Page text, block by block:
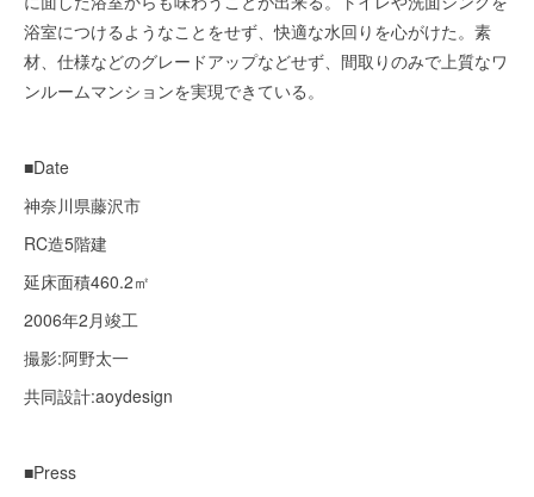
浴室につけるようなことをせず、快適な水回りを心がけた。素
材、仕様などのグレードアップなどせず、間取りのみで上質なワ
ンルームマンションを実現できている。
■Date
神奈川県藤沢市
RC造5階建
延床面積460.2㎡
2006年2月竣工
撮影:阿野太一
共同設計:aoydesign
■Press